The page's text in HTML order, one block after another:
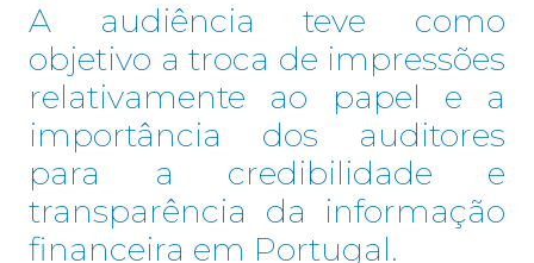
A audiência teve como
objetivo a troca de impressões
relativamente ao papel e a
importância dos auditores
para a credibilidade e
transparência da informação
financeira em Portugal.